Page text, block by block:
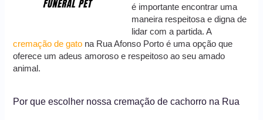
é importante encontrar uma
maneira respeitosa e digna de
lidar com a partida. A
cremação de gato na Rua Afonso Porto é uma opção que
oferece um adeus amoroso e respeitoso ao seu amado
animal.
Por que escolher nossa cremação de cachorro na Rua